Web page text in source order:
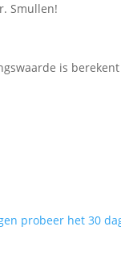
Smullen!
is
probeer het 30